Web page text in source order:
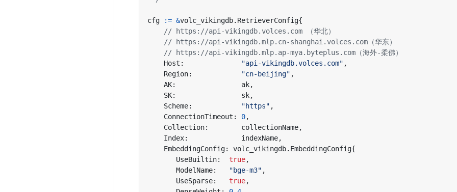
cfg := &volc_vikingdb. RetrieverConfig{
// https://api-vikingdb.volces.com （华北）
// https://api-vikingdb.mlp.cn-shanghai.volces.com（华东）
// https://api-vikingdb.mlp.ap-mya.byteplus.com（海外-柔佛）
Host : "api-vikingdb.volces.com" ,
Region: "cn-beijing" ,
AK: ak,
SK: sk,
Scheme: "https" ,
ConnectionTimeout : 0,
Collection: collectionName,
Index: indexName,
EmbeddingConfig: volc_vikingdb. EmbeddingConfig{
UseBuiltin: true,
ModelName: "bge-m3" ,
UseSparse: true,